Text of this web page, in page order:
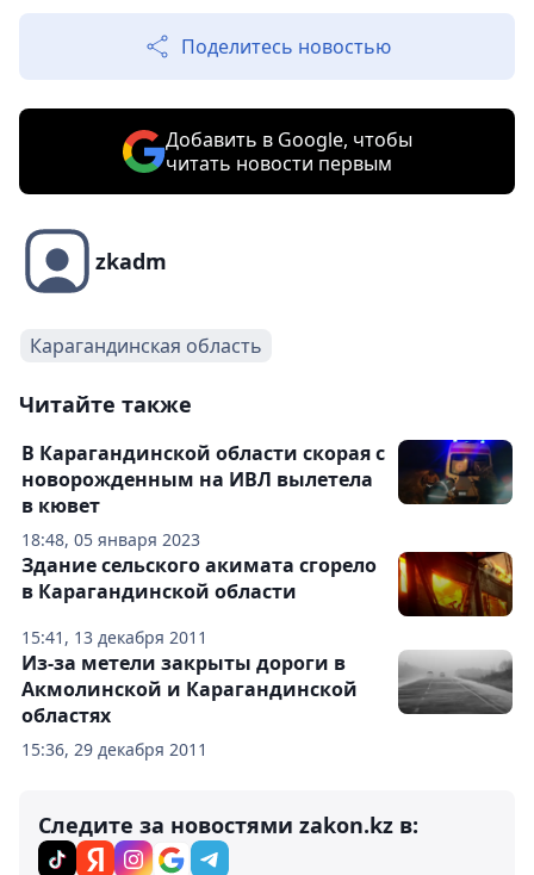
Поделитесь новостью
Добавить в Google, чтобы
читать новости первым
zkadm
Карагандинская область
Читайте также
18:48, 05 января 2023
В Карагандинской области скорая с
новорожденным на ИВЛ вылетела
в кювет
15:41, 13 декабря 2011
Здание сельского акимата сгорело
в Карагандинской области
15:36, 29 декабря 2011
Из-за метели закрыты дороги в
Акмолинской и Карагандинской
областях
Следите за новостями zakon.kz в: